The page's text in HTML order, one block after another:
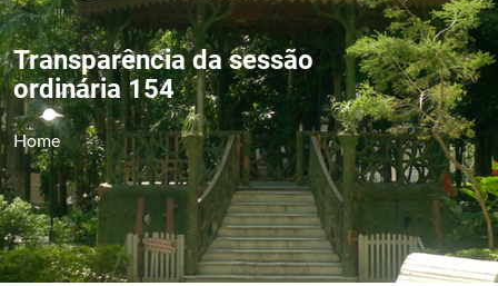
Transparência da sessão
ordinária 154
Home